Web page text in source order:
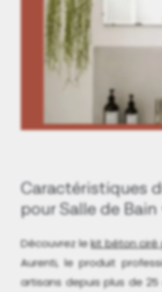
Caractéristiques
pour Salle de Bain
Découvrez lekit béton ciré
Aurenti, le produit
artisans depuis plus de